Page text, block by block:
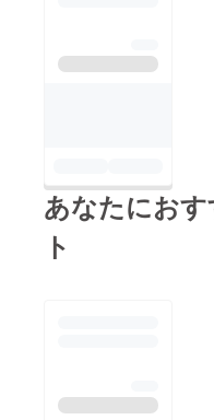
あなたにお
ト